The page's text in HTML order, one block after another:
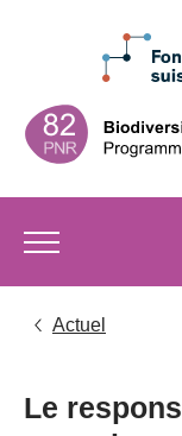
Actuel
Le